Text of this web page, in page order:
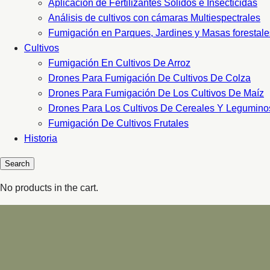
Aplicacion de Fertilizantes Sólidos e Insecticidas
Análisis de cultivos con cámaras Multiespectrales
Fumigación en Parques, Jardines y Masas
Cultivos
Fumigación En Cultivos De Arroz
Drones Para Fumigación De Cultivos De Colza
Drones Para Fumigación De Los Cultivos De Maíz
Drones Para Los Cultivos De Cereales Y
Fumigación De Cultivos Frutales
Historia
No products in the cart.